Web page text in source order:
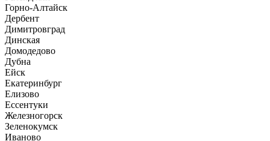
Горно-Алтайск
Дербент
Димитровград
Динская
Домодедово
Дубна
Ейск
Екатеринбург
Елизово
Ессентуки
Железногорск
Зеленокумск
Иваново